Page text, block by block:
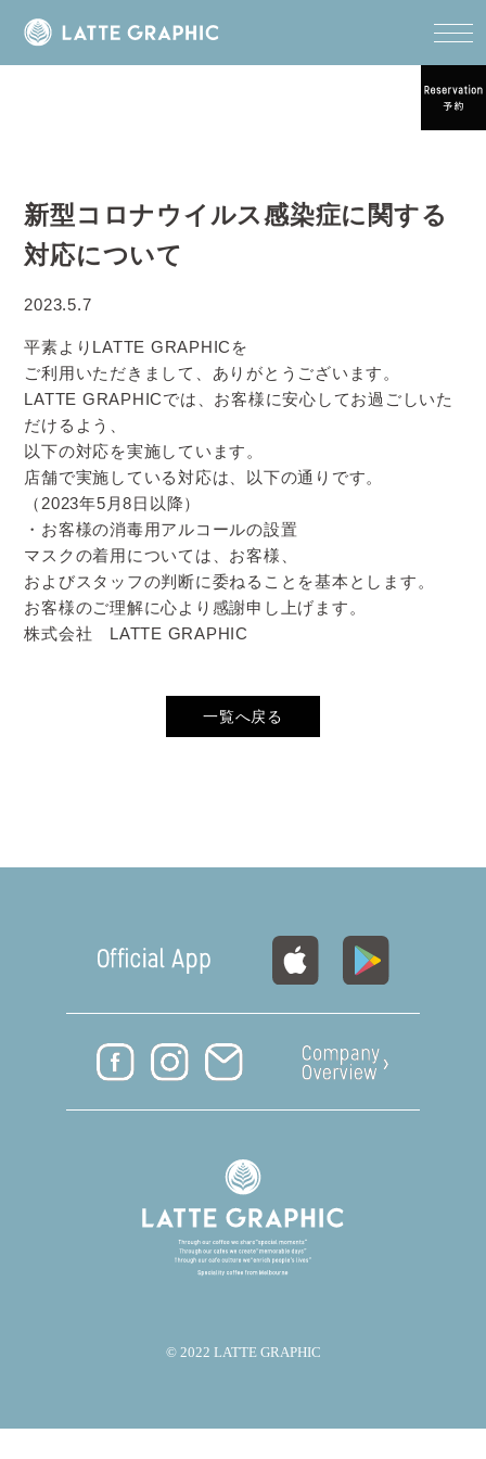
新型コロナウイルス感染症に関する
対応について
2023.5.7
平素よりLATTE GRAPHICを
ご利用いただきまして、ありがとうございます。
LATTE GRAPHICでは、お客様に安心してお過ごしいた
だけるよう、
以下の対応を実施しています。
店舗で実施している対応は、以下の通りです。
（2023年5月8日以降）
・お客様の消毒用アルコールの設置
マスクの着用については、お客様、
およびスタッフの判断に委ねることを基本とします。
お客様のご理解に心より感謝申し上げます。
株式会社 LATTE GRAPHIC
一覧へ戻る
© 2022 LATTE GRAPHIC